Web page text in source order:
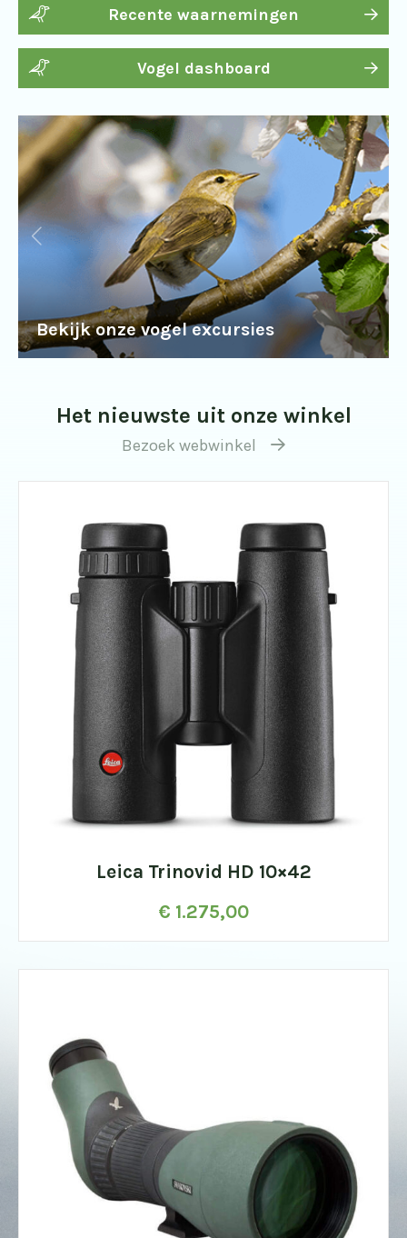
Recente waarnemingen
Vogel dashboard
Bekijk onze vogel excursies
Het nieuwste uit onze winkel
Bezoek webwinkel
Leica Trinovid HD 10×42
€ 1.275,00